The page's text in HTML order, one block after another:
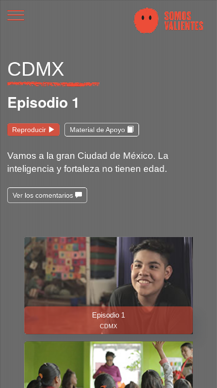
CDMX
Episodio 1
Reproducir Material de Apoyo
Vamos a la gran Ciudad de México. La
inteligencia y fortaleza no tienen edad.
Ver los comentarios
Episodio 1
CDMX